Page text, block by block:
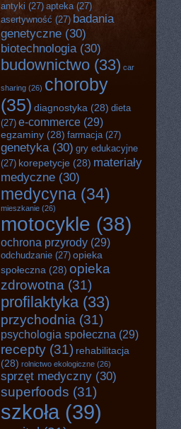
antyki (27) apteka(27)
asertywność (27) badania
genetyczne (30)
biotechnologia(30)
budownictwo (33) car
sharing (26) choroby
(35) diagnostyka (28) dieta
(27) e-commerce (29)
egzaminy (28) farmacja(27)
genetyka(30) gry edukacyjne
(27) korepetycje (28) materiały
medyczne (30)
medycyna (34)
mieszkanie (26)
motocykle (38)
ochrona przyrody (29)
odchudzanie (27) opieka
społeczna (28) opieka
zdrowotna (31)
profilaktyka(33)
przychodnia (31)
psychologia społeczna (29)
recepty (31) rehabilitacja
(28) rolnictwo ekologiczne (26)
sprzęt medyczny (30)
superfoods (31)
szkoła (39)